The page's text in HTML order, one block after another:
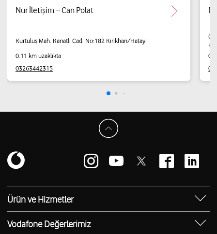
Nur İletişim – Can Polat
Kurtuluş Mah. Kanatlı Cad. No:182 Kırıkhan/Hatay
0.11 km uzaklıkta
03263442315
Ürün ve Hizmetler
Yanımda Uygulaması
Vodafone 4.5G
Vodafone Değerlerimiz